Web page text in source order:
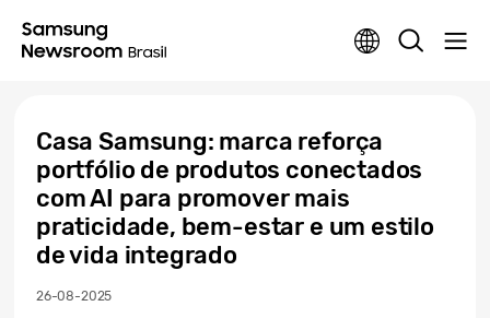
Casa Samsung: marca reforça
portfólio de produtos conectados
com AI para promover mais
praticidade, bem-estar e um estilo
de vida integrado
26-08-2025